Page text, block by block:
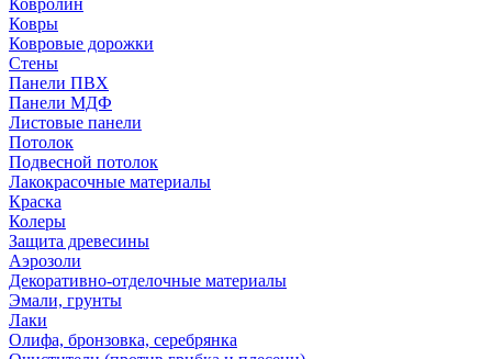
Ковролин
Ковры
Ковровые дорожки
Стены
Панели ПВХ
Панели МДФ
Листовые панели
Потолок
Подвесной потолок
Лакокрасочные материалы
Краска
Колеры
Защита древесины
Аэрозоли
Декоративно-отделочные материалы
Эмали, грунты
Лаки
Олифа, бронзовка, серебрянка